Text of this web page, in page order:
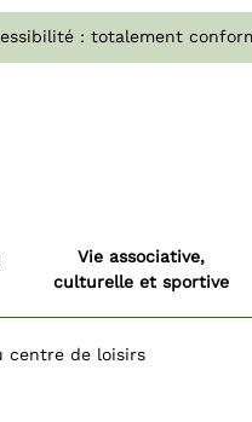
: totalement
Vie associative,
culturelle et sportive
centre de loisirs